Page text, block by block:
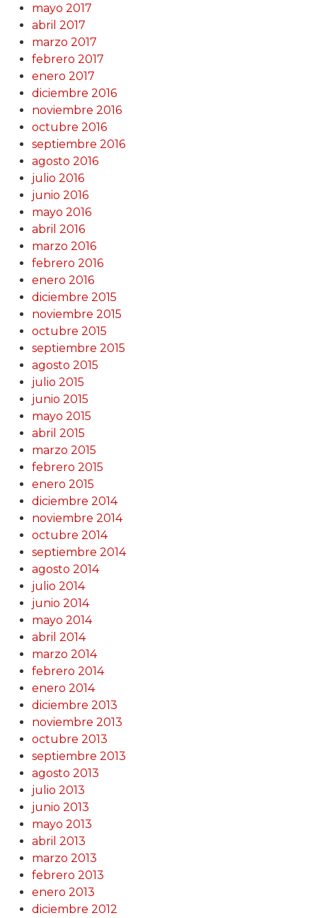
mayo 2017
abril 2017
marzo 2017
febrero 2017
enero 2017
diciembre 2016
noviembre 2016
octubre 2016
septiembre 2016
agosto 2016
julio 2016
junio 2016
mayo 2016
abril 2016
marzo 2016
febrero 2016
enero 2016
diciembre 2015
noviembre 2015
octubre 2015
septiembre 2015
agosto 2015
julio 2015
junio 2015
mayo 2015
abril 2015
marzo 2015
febrero 2015
enero 2015
diciembre 2014
noviembre 2014
octubre 2014
septiembre 2014
agosto 2014
julio 2014
junio 2014
mayo 2014
abril 2014
marzo 2014
febrero 2014
enero 2014
diciembre 2013
noviembre 2013
octubre 2013
septiembre 2013
agosto 2013
julio 2013
junio 2013
mayo 2013
abril 2013
marzo 2013
febrero 2013
enero 2013
diciembre 2012